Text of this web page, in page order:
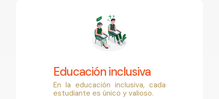
Educación inclusiva
En la educación inclusiva, cada
estudiante es único y valioso.